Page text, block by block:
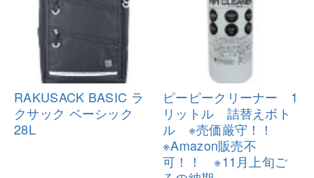
RAKUSACK BASIC ラ
クサック ベーシック
28L
ピーピークリーナー 1
リットル 詰替えボト
ル ※売価厳守！！
※Amazon販売不
可！！ ※11月上旬ご